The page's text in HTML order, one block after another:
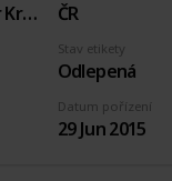
Královský pivovar Krušovice ČR
Stav etikety
Odlepená
Datum pořízení
29 Jun 2015